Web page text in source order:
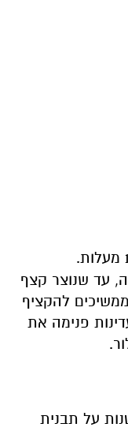
מחממים תנור ל-100 מעלות.
עד שנוצר קצף
להקציף
פנימה את
על תבנית